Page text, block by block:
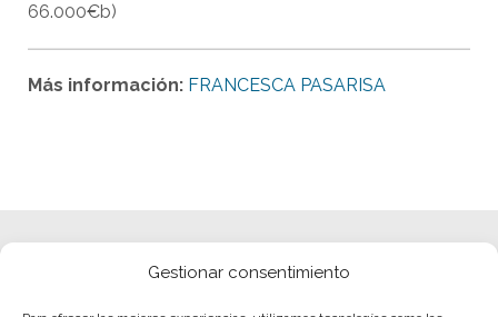
Gestionar consentimiento
66.000€b)
Más información: FRANCESCA PASARISA